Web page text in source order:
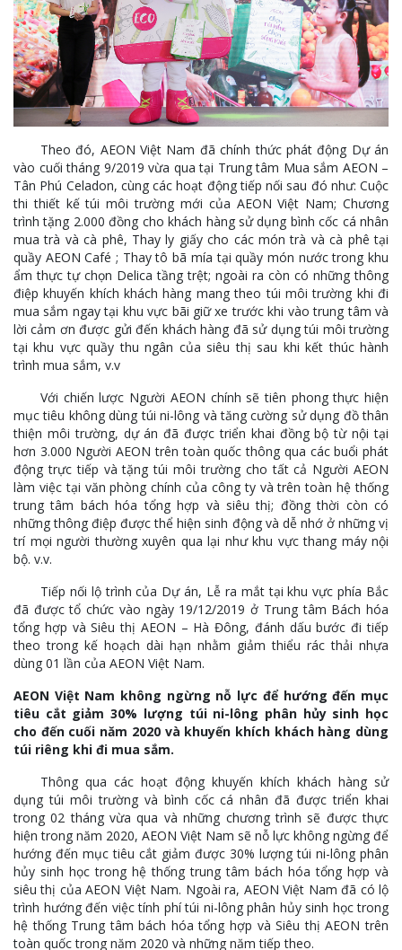
Theo đó, AEON Việt Nam đã chính thức phát động Dự án
vào cuối tháng 9/2019 vừa qua tại Trung tâm Mua sắm AEON –
Tân Phú Celadon, cùng các hoạt động tiếp nối sau đó như: Cuộc
thi thiết kế túi môi trường mới của AEON Việt Nam; Chương
trình tặng 2.000 đồng cho khách hàng sử dụng bình cốc cá nhân
mua trà và cà phê, Thay ly giấy cho các món trà và cà phê tại
quầy AEON Café ; Thay tô bã mía tại quầy món nước trong khu
ẩm thực tự chọn Delica tầng trệt; ngoài ra còn có những thông
điệp khuyến khích khách hàng mang theo túi môi trường khi đi
mua sắm ngay tại khu vực bãi giữ xe trước khi vào trung tâm và
lời cảm ơn được gửi đến khách hàng đã sử dụng túi môi trường
tại khu vực quầy thu ngân của siêu thị sau khi kết thúc hành
trình mua sắm, v.v
Với chiến lược Người AEON chính sẽ tiên phong thực hiện
mục tiêu không dùng túi ni-lông và tăng cường sử dụng đồ thân
thiện môi trường, dự án đã được triển khai đồng bộ từ nội tại
hơn 3.000 Người AEON trên toàn quốc thông qua các buổi phát
động trực tiếp và tặng túi môi trường cho tất cả Người AEON
làm việc tại văn phòng chính của công ty và trên toàn hệ thống
trung tâm bách hóa tổng hợp và siêu thị; đồng thời còn có
những thông điệp được thể hiện sinh động và dễ nhớ ở những vị
trí mọi người thường xuyên qua lại như khu vực thang máy nội
bộ. v.v.
Tiếp nối lộ trình của Dự án, Lễ ra mắt tại khu vực phía Bắc
đã được tổ chức vào ngày 19/12/2019 ở Trung tâm Bách hóa
tổng hợp và Siêu thị AEON – Hà Đông, đánh dấu bước đi tiếp
theo trong kế hoạch dài hạn nhằm giảm thiểu rác thải nhựa
dùng 01 lần của AEON Việt Nam.
AEON Việt Nam không ngừng nỗ lực để hướng đến mục
tiêu cắt giảm 30% lượng túi ni-lông phân hủy sinh học
cho đến cuối năm 2020 và khuyến khích khách hàng dùng
túi riêng khi đi mua sắm.
Thông qua các hoạt động khuyến khích khách hàng sử
dụng túi môi trường và bình cốc cá nhân đã được triển khai
trong 02 tháng vừa qua và những chương trình sẽ được thực
hiện trong năm 2020, AEON Việt Nam sẽ nỗ lực không ngừng để
hướng đến mục tiêu cắt giảm được 30% lượng túi ni-lông phân
hủy sinh học trong hệ thống trung tâm bách hóa tổng hợp và
siêu thị của AEON Việt Nam. Ngoài ra, AEON Việt Nam đã có lộ
trình hướng đến việc tính phí túi ni-lông phân hủy sinh học trong
hệ thống Trung tâm bách hóa tổng hợp và Siêu thị AEON trên
toàn quốc trong năm 2020 và những năm tiếp theo.